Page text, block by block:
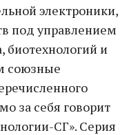
электроники,
под управлением
биотехнологий и
союзные
за себя говорит
СГ». Серия